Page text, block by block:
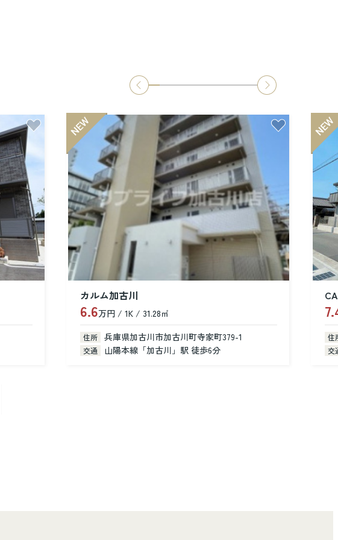
CASA dear
7.4万円 / 2LDK / 52.90㎡
住所 兵庫県加古川市尾上町池田
交通 山陽電鉄本線「浜の宮」駅 徒歩14分
8
住
交